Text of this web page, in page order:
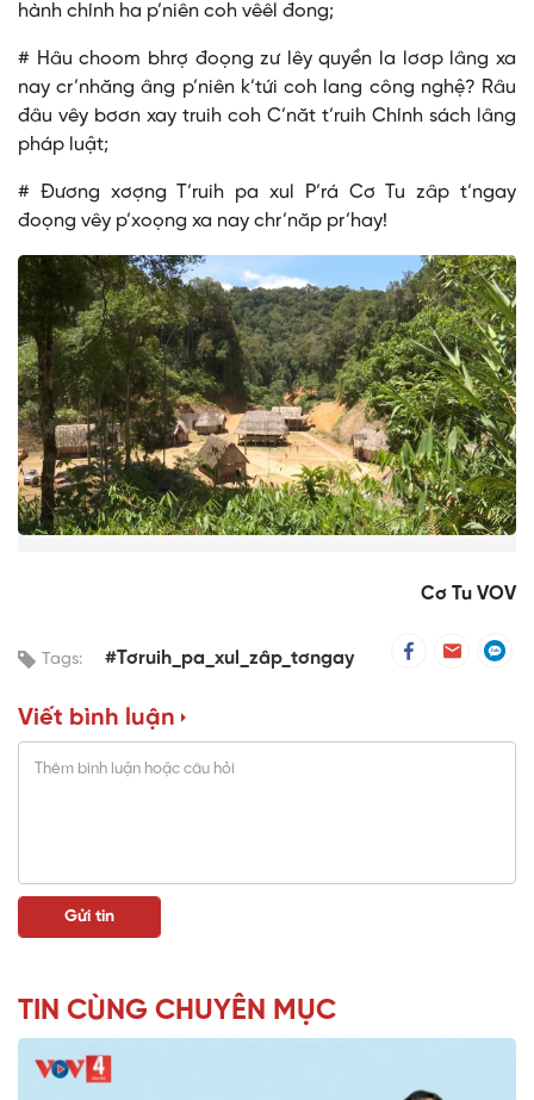
hành chính ha p’niên coh vêêl đong;
# Hâu choom bhrợ đoọng zư lêy quyền la lơơp lâng xa
nay cr’nhăng âng p’niên k’tứi coh lang công nghệ? Râu
đâu vêy bơơn xay truih coh C’năt t’ruih Chính sách lâng
pháp luật;
# Đương xơợng T’ruih pa xul P’rá Cơ Tu zâp t’ngay
đoọng vêy p’xoọng xa nay chr’năp pr’hay!
Cơ Tu VOV
Tags: #Tơruih_pa_xul_zâp_tơngay
Viết bình luận
TIN CÙNG CHUYÊN MỤC